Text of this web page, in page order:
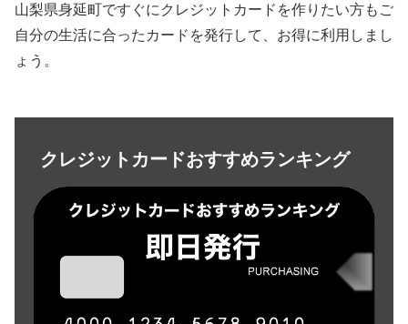
山梨県身延町ですぐにクレジットカードを作りたい方もご
自分の生活に合ったカードを発行して、お得に利用しまし
ょう。
クレジットカードおすすめランキング